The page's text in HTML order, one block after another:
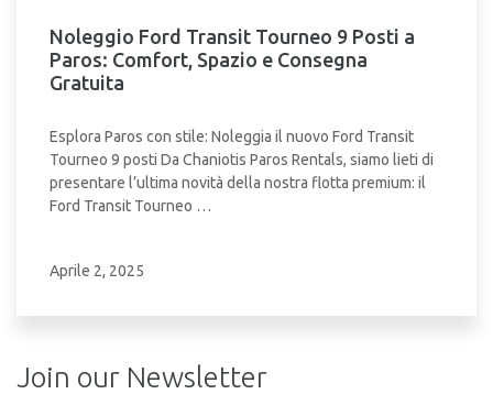
Noleggio Ford Transit Tourneo 9 Posti a
Paros: Comfort, Spazio e Consegna
Gratuita
Esplora Paros con stile: Noleggia il nuovo Ford Transit
Tourneo 9 posti Da Chaniotis Paros Rentals, siamo lieti di
presentare l’ultima novità della nostra flotta premium: il
Ford Transit Tourneo …
Aprile 2, 2025
Join our Newsletter